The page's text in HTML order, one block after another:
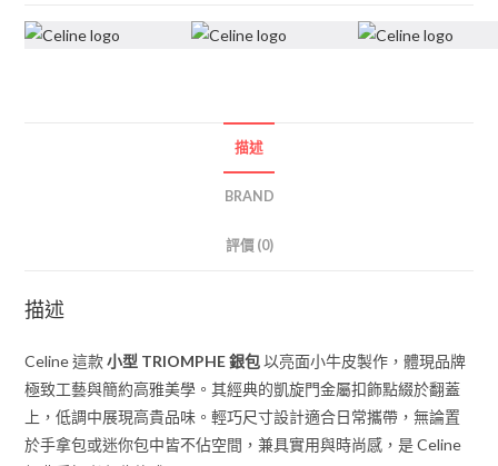
描述
BRAND
評價 (0)
描述
Celine 這款小型 TRIOMPHE 銀包以亮面小牛皮製作，體現品牌
極致工藝與簡約高雅美學。其經典的凱旋門金屬扣飾點綴於翻蓋
上，低調中展現高貴品味。輕巧尺寸設計適合日常攜帶，無論置
於手拿包或迷你包中皆不佔空間，兼具實用與時尚感，是 Celine